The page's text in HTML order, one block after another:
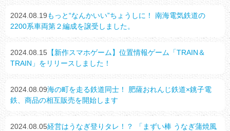
2024.08.19もっと“なんかいい”ちょうしに！ 南海電気鉄道の
2200系車両第２編成を譲受しました。
2024.08.15 【新作スマホゲーム】位置情報ゲーム「TRAIN＆
TRAIN」をリリースしました！
2024.08.09海の町を走る鉄道同士！ 肥薩おれんじ鉄道×銚子電
鉄、商品の相互販売を開始します
2024.08.05経営はうなぎ登りタレ！？ 「まずい棒 うなぎ蒲焼風